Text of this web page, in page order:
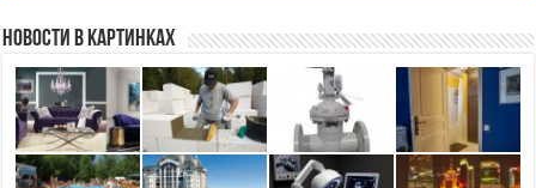
Новости в картинках